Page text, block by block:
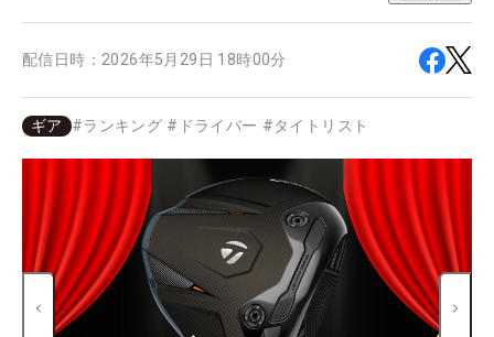
配信日時： 2026年5月29日 18時00分
ギア #ランキング # ドライバー #タイトリスト